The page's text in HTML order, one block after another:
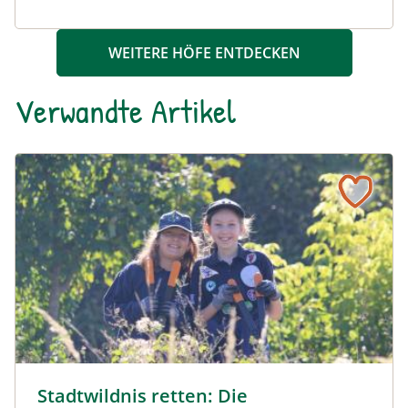
WEITERE HÖFE ENTDECKEN
Verwandte Artikel
Stadtwildnis retten: Die
Stadtwildnis retten: Die Pfadfindergruppe 31 - Stadlau